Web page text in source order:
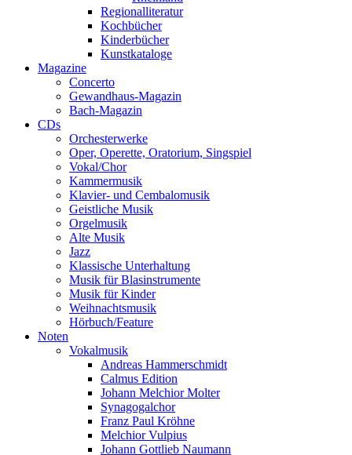
Regionalliteratur
Kochbücher
Kinderbücher
Kunstkataloge
Magazine
Concerto
Gewandhaus-Magazin
Bach-Magazin
CDs
Orchesterwerke
Oper, Operette, Oratorium, Singspiel
Vokal/Chor
Kammermusik
Klavier- und Cembalomusik
Geistliche Musik
Orgelmusik
Alte Musik
Jazz
Klassische Unterhaltung
Musik für Blasinstrumente
Musik für Kinder
Weihnachtsmusik
Hörbuch/Feature
Noten
Vokalmusik
Andreas Hammerschmidt
Calmus Edition
Johann Melchior Molter
Synagogalchor
Franz Paul Kröhne
Melchior Vulpius
Johann Gottlieb Naumann